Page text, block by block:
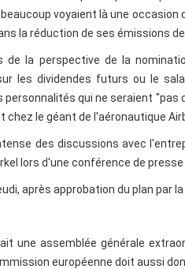
voyaient là une
la réduction de ses émissions
la perspective de la
les dividendes futurs ou le
personnalités qui ne seraient
le géant de l'aéronautique
des discussions avec
lors d'une conférence de presse
après approbation du plan par la
une assemblée générale
européenne doit aussi